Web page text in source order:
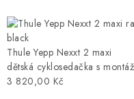
Thule Yepp Nexxt 2 maxi
dětská cyklosedačka s
3 820,00 Kč